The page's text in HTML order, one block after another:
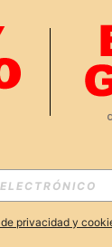
Y
privacidad y